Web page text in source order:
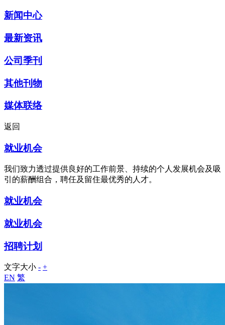
新闻中心
最新资讯
公司季刊
其他刊物
媒体联络
返回
就业机会
我们致力透过提供良好的工作前景、持续的个人发展机会及吸
引的薪酬组合，聘任及留住最优秀的人才。
就业机会
就业机会
招聘计划
文字大小 - +
EN 繁